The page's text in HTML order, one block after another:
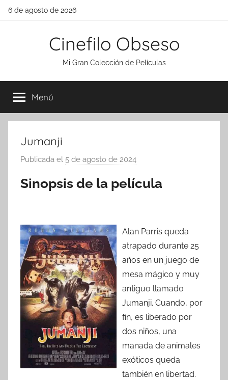
Saltar
6 de agosto de 2026
Cinefilo Obseso
Mi Gran Colección de Películas
Menú
Jumanji
Publicada el 5 de agosto de 2024
r
Sinopsis de la película
Alan Parris queda
atrapado durante 25
años en un juego de
mesa mágico y muy
antiguo llamado
Jumanji. Cuando, por
fin, es liberado por
dos niños, una
manada de animales
exóticos queda
también en libertad.